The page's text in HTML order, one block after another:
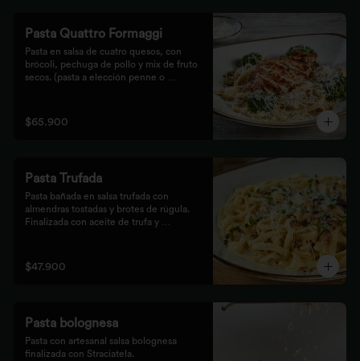
Pasta Quattro Formaggi
Pasta en salsa de cuatro quesos, con
brócoli, pechuga de pollo y mix de fruto
secos. (pasta a elección penne o
$65.900
Pasta Trufada
Pasta bañada en salsa trufada con
almendras tostadas y brotes de rúgula.
Finalizada con aceite de trufa y
$47.900
Pasta bolognesa
Pasta con artesanal salsa bolognesa
finalizada con Straciatela.